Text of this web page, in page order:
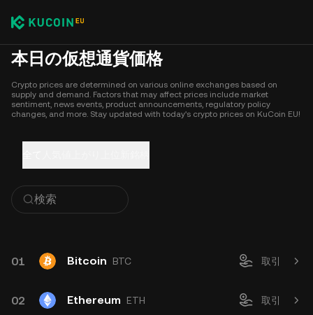
本日の仮想通貨価格
Crypto prices are determined on various online exchanges based on
supply and demand. Factors that may affect prices include market
sentiment, news events, product announcements, regulatory policy
changes, and more. Stay updated with today's crypto prices on KuCoin EU!
01 Bitcoin BTC 取引
02 Ethereum ETH 取引